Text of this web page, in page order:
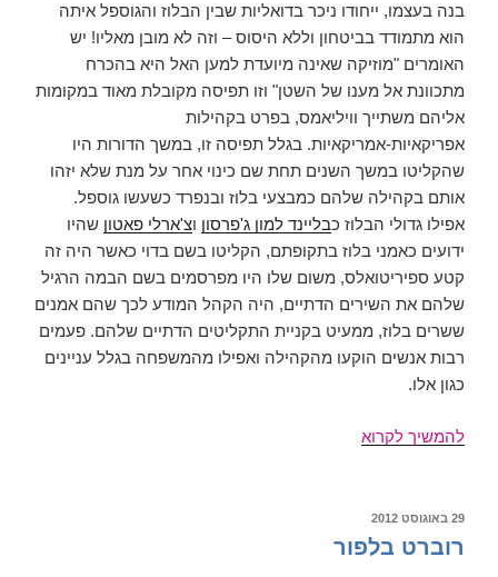
בנה בעצמו, ייחודו ניכר בדואליות שבין הבלוז והגוספל איתה
הוא מתמודד בביטחון וללא היסוס – וזה לא מובן מאליו! יש
האומרים "מוזיקה שאינה מיועדת למען האל היא בהכרח
מתכוונת אל מענו של השטן" וזו תפיסה מקובלת מאוד במקומות
אליהם משתייך וויליאמס, בפרט בקהילות
אפריקאיות-אמריקאיות. בגלל תפיסה זו, במשך הדורות היו
שהקליטו במשך השנים תחת שם כינוי אחר על מנת שלא יזהו
אותם בקהילה שלהם כמבצעי בלוז ובנפרד כשעשו גוספל.
אפילו גדולי הבלוז כבליינד למון ג'פרסון וצ'ארלי פאטון שהיו
ידועים כאמני בלוז בתקופתם, הקליטו בשם בדוי כאשר היה זה
קטע ספיריטואלס, משום שלו היו מפרסמים בשם הבמה הרגיל
שלהם את השירים הדתיים, היה הקהל המודע לכך שהם אמנים
ששרים בלוז, ממעיט בקניית התקליטים הדתיים שלהם. פעמים
רבות אנשים הוקעו מהקהילה ואפילו מהמשפחה בגלל עניינים
כגון אלו.
להמשיך לקרוא
פורסם
29 באוגוסט 2012
רוברט בלפור